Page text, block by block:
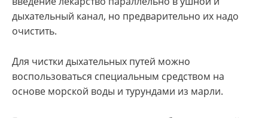
дыхательный канал, но предварительно их надо
очистить.
Для чистки дыхательных путей можно
воспользоваться специальным средством на
основе морской воды и турундами из марли.